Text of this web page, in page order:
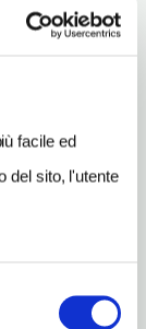
facile ed
del sito, l'utente